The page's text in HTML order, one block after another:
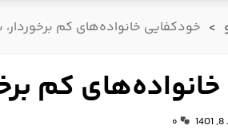
> خودکفایی خانواده‌های کم برخوردار،
کم
۰